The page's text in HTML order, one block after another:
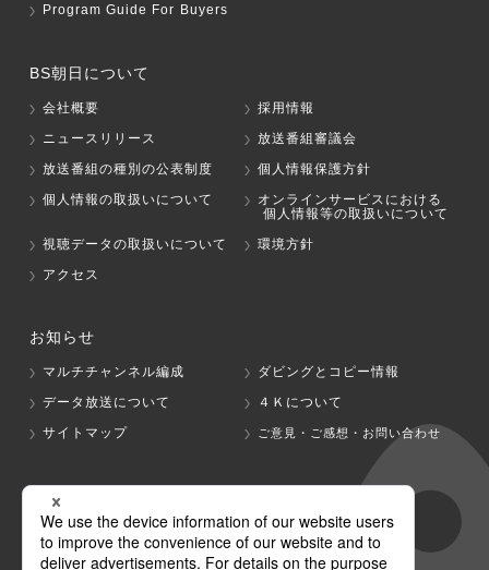
Program Guide For Buyers
BS朝日について
会社概要
採用情報
ニュースリリース
放送番組審議会
放送番組の種別の公表制度
個人情報保護方針
個人情報の取扱いについて
オンラインサービスにおける
個人情報等の取扱いについて
視聴データの取扱いについて
環境方針
アクセス
お知らせ
マルチチャンネル編成
ダビングとコピー情報
データ放送について
４Ｋについて
サイトマップ
ご意見・ご感想・お問い合わせ
グループ会社
テレビ朝日 テレ朝チャンネル